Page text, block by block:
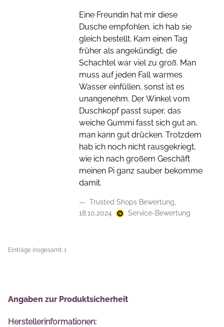
Eine Freundin hat mir diese
Dusche empfohlen, ich hab sie
gleich bestellt. Kam einen Tag
früher als angekündigt, die
Schachtel war viel zu groß. Man
muss auf jeden Fall warmes
Wasser einfüllen, sonst ist es
unangenehm. Der Winkel vom
Duschkopf passt super, das
weiche Gummi fasst sich gut an,
man kann gut drücken. Trotzdem
hab ich noch nicht rausgekriegt,
wie ich nach großem Geschäft
meinen Pi ganz sauber bekomme
damit.
Trusted Shops Bewertung,
18.10.2024
Service-Bewertung
Einträge insgesamt: 1
Angaben zur Produktsicherheit
Herstellerinformationen: